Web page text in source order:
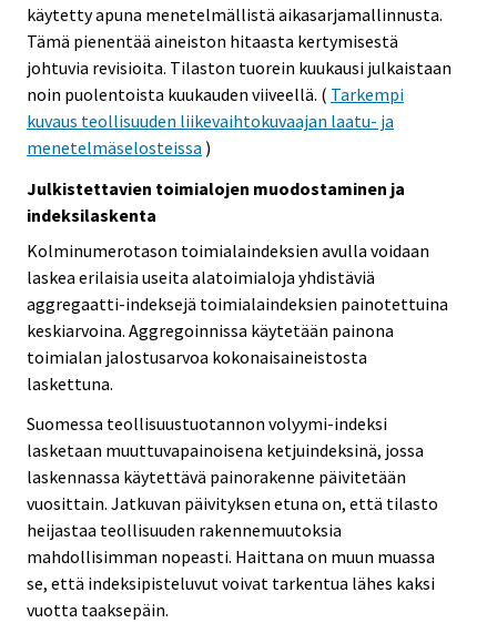
käytetty apuna menetelmällistä aikasarjamallinnusta.
Tämä pienentää aineiston hitaasta kertymisestä
johtuvia revisioita. Tilaston tuorein kuukausi julkaistaan
noin puolentoista kuukauden viiveellä. ( Tarkempi
kuvaus teollisuuden liikevaihtokuvaajan laatu- ja
menetelmäselosteissa )
Julkistettavien toimialojen muodostaminen ja
indeksilaskenta
Kolminumerotason toimialaindeksien avulla voidaan
laskea erilaisia useita alatoimialoja yhdistäviä
aggregaatti-indeksejä toimialaindeksien painotettuina
keskiarvoina. Aggregoinnissa käytetään painona
toimialan jalostusarvoa kokonaisaineistosta
laskettuna.
Suomessa teollisuustuotannon volyymi-indeksi
lasketaan muuttuvapainoisena ketjuindeksinä, jossa
laskennassa käytettävä painorakenne päivitetään
vuosittain. Jatkuvan päivityksen etuna on, että tilasto
heijastaa teollisuuden rakennemuutoksia
mahdollisimman nopeasti. Haittana on muun muassa
se, että indeksipisteluvut voivat tarkentua lähes kaksi
vuotta taaksepäin.